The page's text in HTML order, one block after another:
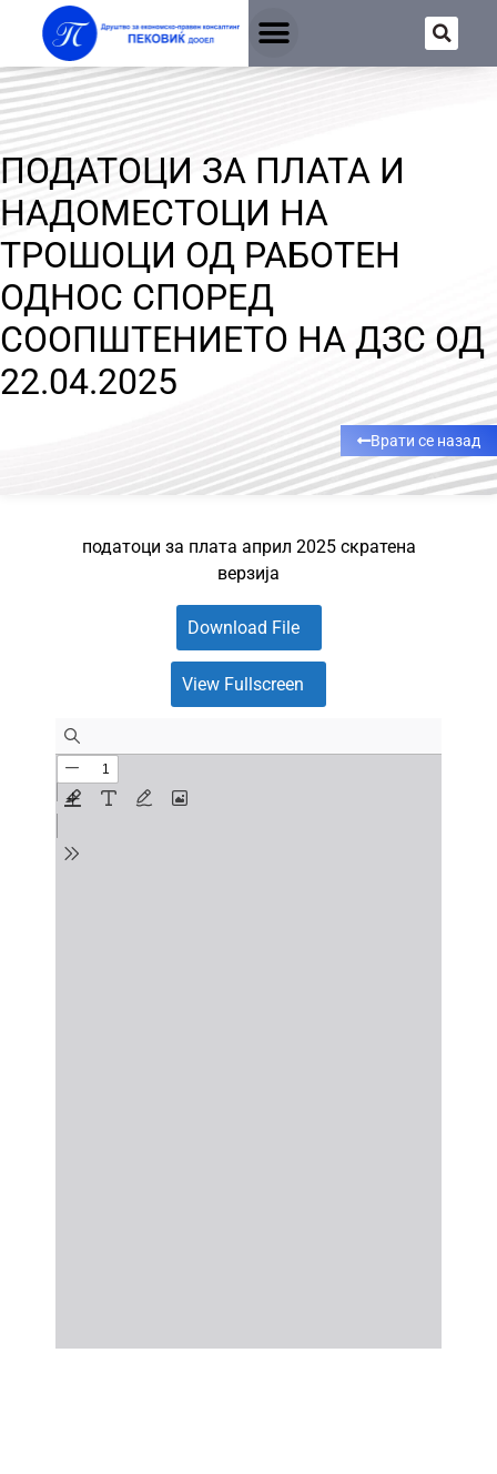
ПОДАТОЦИ ЗА ПЛАТА И
НАДОМЕСТОЦИ НА
ТРОШОЦИ ОД РАБОТЕН
ОДНОС СПОРЕД
СООПШТЕНИЕТО НА ДЗС ОД
22.04.2025
Врати се назад
податоци за плата април 2025 скратена
верзија
Download File
View Fullscreen